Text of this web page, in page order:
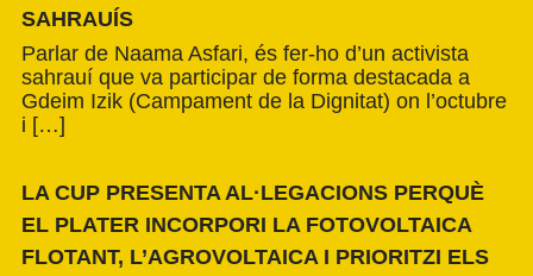
SAHRAUÍS
Parlar de Naama Asfari, és fer-ho d’un activista
sahrauí que va participar de forma destacada a
Gdeim Izik (Campament de la Dignitat) on l’octubre
i […]
LA CUP PRESENTA AL·LEGACIONS PERQUÈ
EL PLATER INCORPORI LA FOTOVOLTAICA
FLOTANT, L’AGROVOLTAICA I PRIORITZI ELS